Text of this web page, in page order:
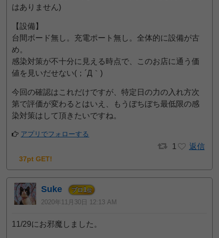
はありません)
【設備】
台間ボード無し。充電ポート無し。全体的に設備が古
め。
感染対策が不十分に見える時点で、このお店に通う価
値を見いだせない(；´Д｀)
今回の確認はこれだけですが、特定日の力の入れ方次
第で評価が変わるとはいえ、もうぼちぼち最低限の感
染対策はして頂きたいですね。
アプリでフォローする
1 返信
37pt GET!
Suke プロ 1位
2020年11月30日 12:13 AM
11/29にお邪魔しました。